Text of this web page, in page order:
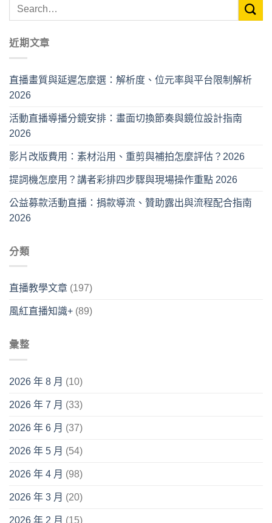
近期文章
直播畫質與延遲怎麼選：解析度、位元率與平台限制解析
2026
活動直播導播分鏡安排：畫面切換節奏與鏡位設計指南
2026
影片改版費用：素材沿用、重剪與補拍怎麼評估？2026
提詞機怎麼用？講者彩排四步驟與現場操作重點 2026
公益募款活動直播：捐款導流、贊助露出與流程配合指南
2026
分類
直播教學文章 (197)
風紅直播知識+ (89)
彙整
2026 年 8 月 (10)
2026 年 7 月 (33)
2026 年 6 月 (37)
2026 年 5 月 (54)
2026 年 4 月 (98)
2026 年 3 月 (20)
2026 年 2 月 (15)